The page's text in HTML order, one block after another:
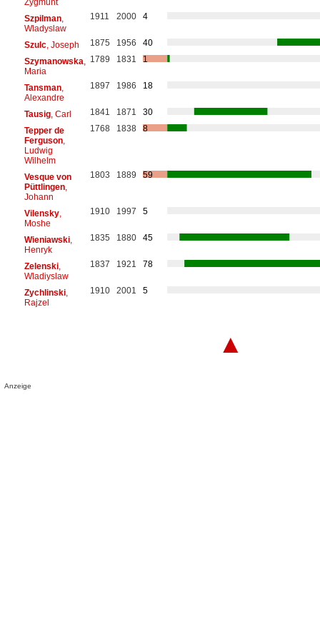
Szpilman,
Wladyslaw
1911 2000 4
Szulc, Joseph 1875 1956
40
Szymanowska
Maria
1789 1831 1
Tansman,
Alexandre
1897 1986 18
Tausig, Carl 1841 1871
30
Tepper de
Ferguson,
Ludwig
Wilhelm
1768 1838 8
Vesque von
Püttlingen,
Johann
1803 1889 59
Vilensky,
Moshe
1910 1997 5
Wieniawski,
Henryk
1835 1880 45
Zelenski,
Wladiyslaw
1837 1921 78
Zychlinski,
Rajzel
1910 2001 5
▲
Anzeige